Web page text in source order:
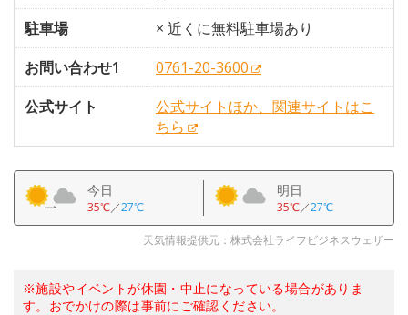
駐車場
× 近くに無料駐車場あり
お問い合わせ1
0761-20-3600
公式サイト
公式サイトほか、関連サイトはこ
ちら
今日
35℃／27℃
明日
35℃／27℃
天気情報提供元：株式会社ライフビジネスウェザー
※施設やイベントが休園・中止になっている場合がありま
す。おでかけの際は事前にご確認ください。